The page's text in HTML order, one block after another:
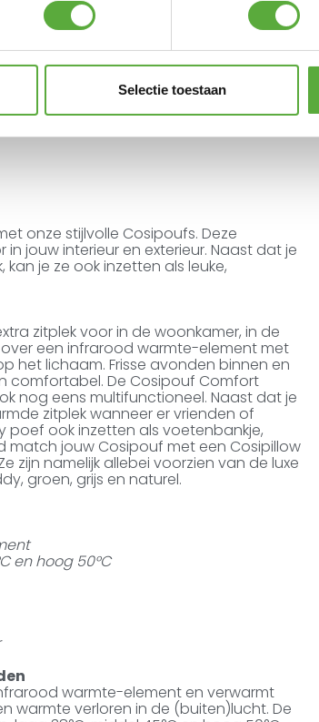
Selectie toestaan
onze stijlvolle Cosipoufs. Deze
jouw interieur en exterieur. Naast dat je
je ze ook inzetten als leuke,
zitplek voor in de woonkamer, in de
een infrarood warmte-element met
het lichaam. Frisse avonden binnen en
comfortabel. De Cosipouf Comfort
nog eens multifunctioneel. Naast dat je
zitplek wanneer er vrienden of
poef ook inzetten als voetenbankje,
jouw Cosipouf met een Cosipillow
zijn namelijk allebei voorzien van de luxe
groen, grijs en naturel.
en hoog 50°C
warmte-element en verwarmt
warmte verloren in de (buiten)lucht. De